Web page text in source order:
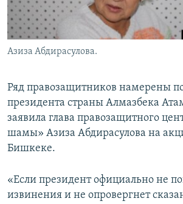
Азиза Абдирасулова.
Ряд правозащитников намерены
президента страны Алмазбека
заявила глава правозащитного
шамы» Азиза Абдирасулова на
Бишкеке.
«Если президент официально не
извинения и не опровергнет